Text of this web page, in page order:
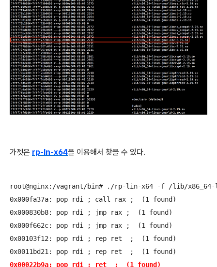
가젯은 rp-ln-x64을 이용해서 찾을 수 있다.
root@nginx:/vagrant/bin# ./rp-lin-x64 -f /lib/
0x000fa37a: pop rdi ; call rax ;  (1 found)
0x000830b8: pop rdi ; jmp rax ;  (1 found)
0x000f662c: pop rdi ; jmp rax ;  (1 found)
0x00103f12: pop rdi ; rep ret  ;  (1 found)
0x00022b9a: pop rdi ; ret  ;  (1 found)